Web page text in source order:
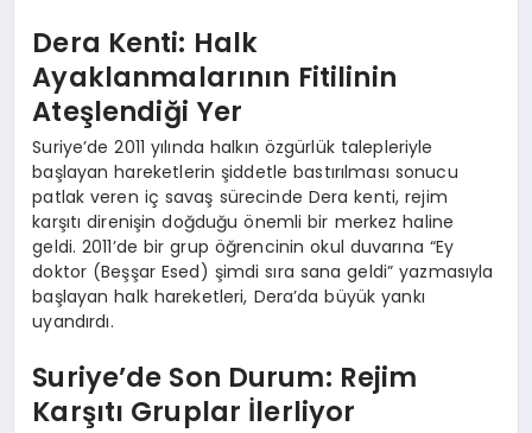
Dera Kenti: Halk
Ayaklanmalarının Fitilinin
Ateşlendiği Yer
Suriye’de 2011 yılında halkın özgürlük talepleriyle
başlayan hareketlerin şiddetle bastırılması sonucu
patlak veren iç savaş sürecinde Dera kenti, rejim
karşıtı direnişin doğduğu önemli bir merkez haline
geldi. 2011’de bir grup öğrencinin okul duvarına “Ey
doktor (Beşşar Esed) şimdi sıra sana geldi” yazmasıyla
başlayan halk hareketleri, Dera’da büyük yankı
uyandırdı.
Suriye’de Son Durum: Rejim
Karşıtı Gruplar İlerliyor